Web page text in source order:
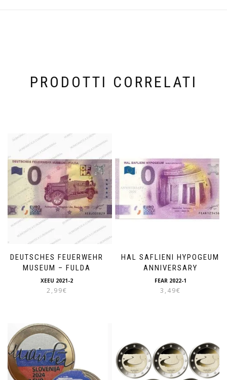
PRODOTTI CORRELATI
DEUTSCHES FEUERWEHR
MUSEUM – FULDA
XEEU 2021-2
2,99€
HAL SAFLIENI HYPOGEUM
ANNIVERSARY
FEAR 2022-1
3,49€